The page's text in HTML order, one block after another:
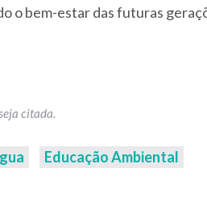
o bem-estar das futuras
Educação Ambiental